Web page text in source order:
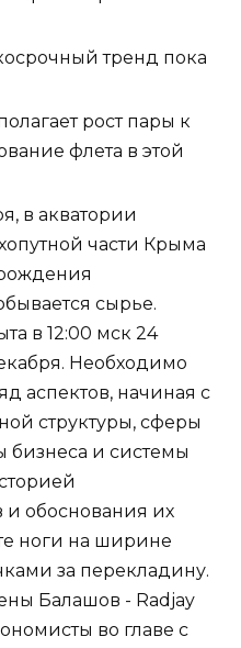
тренд пока
рост пары к
флета в этой
в акватории
части Крыма
сырье.
в 12:00 мск 24
Необходимо
аспектов, начиная с
структуры, сферы
бизнеса и системы
и обоснования их
ноги на ширине
за перекладину.
Балашов - Radjay
во главе с